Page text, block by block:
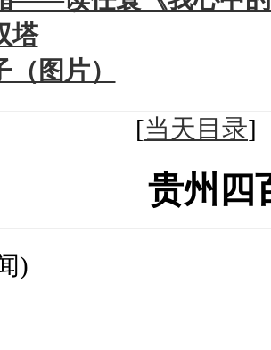
塔
图片）
[当天目录
贵州四
)